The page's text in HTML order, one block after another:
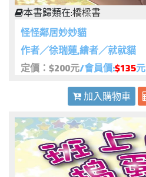
本書歸類在:橋樑書
怪怪鄰居妙妙貓
作者／徐瑞蓮,繪者／就就貓
定價：$200元/會員價:$135元
加入購物車